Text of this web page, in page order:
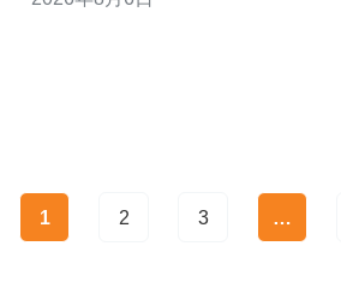
两方面解析如何评估香港服务器的延
1 2 3 …